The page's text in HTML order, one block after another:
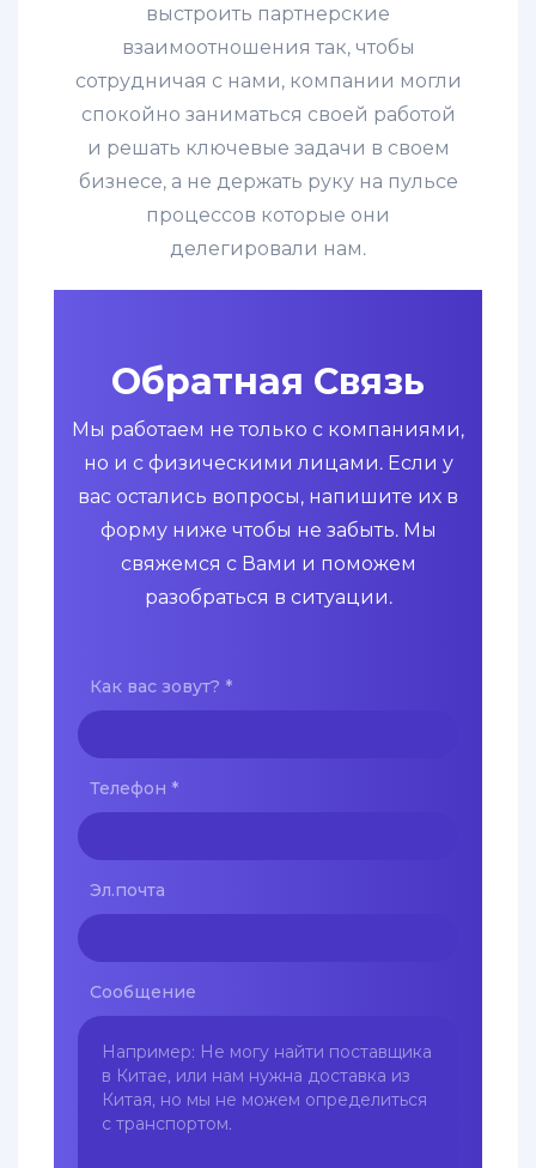
выстроить партнерские
взаимоотношения так, чтобы
сотрудничая с нами, компании могли
спокойно заниматься своей работой
и решать ключевые задачи в своем
бизнесе, а не держать руку на пульсе
процессов которые они
делегировали нам.
Обратная Связь
Мы работаем не только с компаниями,
но и с физическими лицами. Если у
вас остались вопросы, напишите их в
форму ниже чтобы не забыть. Мы
свяжемся с Вами и поможем
разобраться в ситуации.
Как вас зовут? *
Телефон *
Эл.почта
Сообщение